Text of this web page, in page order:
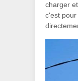
charger
c'est